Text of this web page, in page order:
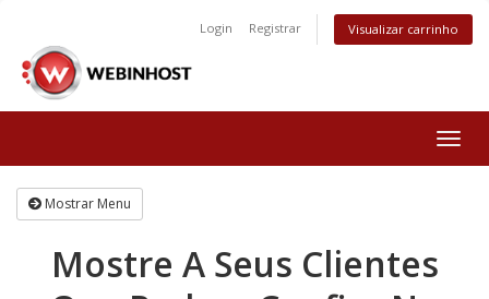
Login Registrar Visualizar carrinho
Mostrar Menu
Mostre A Seus Clientes